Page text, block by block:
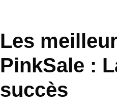
Les
PinkSale :
succès